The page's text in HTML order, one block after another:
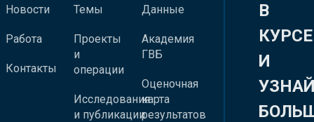
Новости
Работа
Контакты
Темы
Проекты
и
операции
Исследования
и публикации
Данные
Академия
ГВБ
Оценочная
карта
результатов
В
КУРСЕ
И